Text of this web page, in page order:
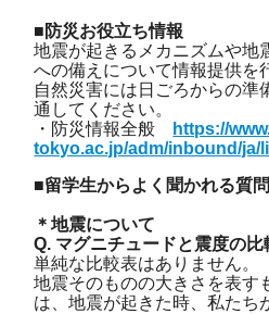
■防災お役立ち情報
地震が起きるメカニズムや地
への備えについて情報提供を
自然災害には日ごろからの準
通してください。
・防災情報全般
https://
tokyo.ac.jp/adm/inbound/ja/
■留学生からよく聞かれる質
＊地震について
Q. マグニチュードと震度の比
単純な比較表はありません。
地震そのものの大きさを表す
は、地震が起きた時、私たち